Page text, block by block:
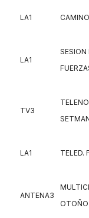
LA1
LA1
SESION
TV3
LA1 TELED.
ANTENA3
OTOÑO